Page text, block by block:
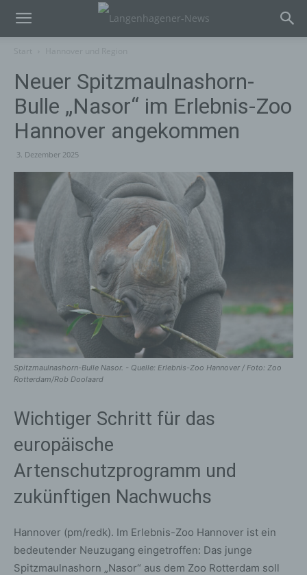
Neuer Spitzmaulnashorn-
Bulle „Nasor“ im Erlebnis-Zoo
Hannover angekommen
3. Dezember 2025
Spitzmaulnashorn-Bulle Nasor. - Quelle: Erlebnis-Zoo Hannover / Foto: Zoo
Rotterdam/Rob Doolaard
Wichtiger Schritt für das
europäische
Artenschutzprogramm und
zukünftigen Nachwuchs
Hannover (pm/redk). Im Erlebnis-Zoo Hannover ist ein
bedeutender Neuzugang eingetroffen: Das junge
Spitzmaulnashorn „Nasor“ aus dem Zoo Rotterdam soll